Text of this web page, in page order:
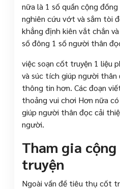
nữa là 1 số quần cộng
nghiên cứu vớt và sắm tòi
khẳng định kiên vắt chắn
số đông 1 số người thân
việc soạn cốt truyện 1 liệu
và súc tích giúp người thân
thông tin hơn. Các đoạn
thoảng vui chơi Hơn nữa
giúp người thân đọc cải
người.
Tham gia
truyện
Ngoài vấn đề tiêu thụ cốt